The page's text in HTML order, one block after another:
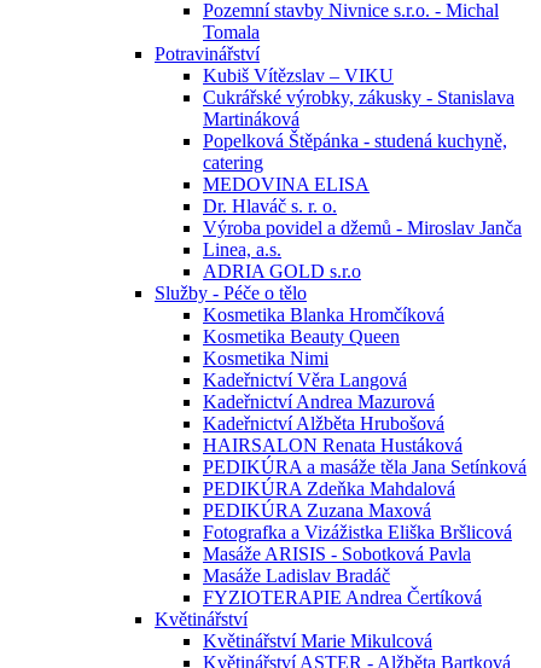
Pozemní stavby Nivnice s.r.o. - Michal
Tomala
Potravinářství
Kubiš Vítězslav – VIKU
Cukrářské výrobky, zákusky - Stanislava
Martináková
Popelková Štěpánka - studená kuchyně,
catering
MEDOVINA ELISA
Dr. Hlaváč s. r. o.
Výroba povidel a džemů - Miroslav Janča
Linea, a.s.
ADRIA GOLD s.r.o
Služby - Péče o tělo
Kosmetika Blanka Hromčíková
Kosmetika Beauty Queen
Kosmetika Nimi
Kadeřnictví Věra Langová
Kadeřnictví Andrea Mazurová
Kadeřnictví Alžběta Hrubošová
HAIRSALON Renata Hustáková
PEDIKÚRA a masáže těla Jana Setínková
PEDIKÚRA Zdeňka Mahdalová
PEDIKÚRA Zuzana Maxová
Fotografka a Vizážistka Eliška Bršlicová
Masáže ARISIS - Sobotková Pavla
Masáže Ladislav Bradáč
FYZIOTERAPIE Andrea Čertíková
Květinářství
Květinářství Marie Mikulcová
Květinářství ASTER - Alžběta Bartková